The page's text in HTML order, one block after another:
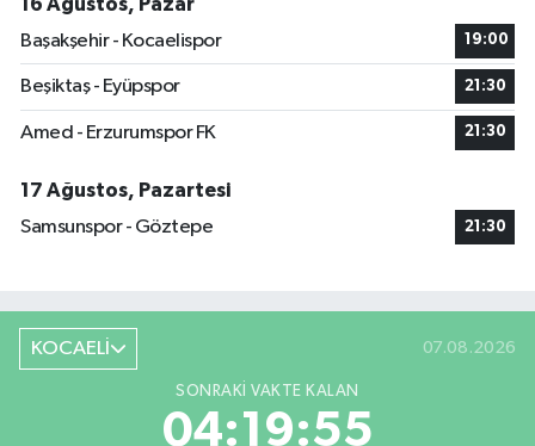
Başakşehir - Kocaelispor
19:00
Beşiktaş - Eyüpspor 21:30
Amed - Erzurumspor FK 21:30
17 Ağustos, Pazartesi
Samsunspor - Göztepe
21:30
KOCAELİ 07.08.2026
SONRAKI VAKTE KALAN
04:19:55